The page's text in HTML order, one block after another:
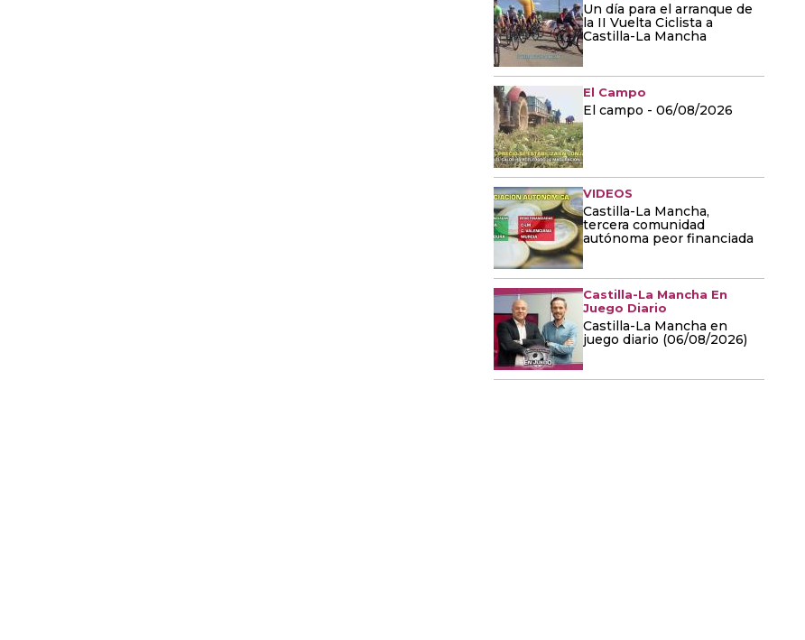
Un día para el arranque de
la II Vuelta Ciclista a
Castilla-La Mancha
El Campo
El campo - 06/08/2026
VIDEOS
Castilla-La Mancha,
tercera comunidad
autónoma peor financiada
Castilla-La Mancha En
Juego Diario
Castilla-La Mancha en
juego diario (06/08/2026)